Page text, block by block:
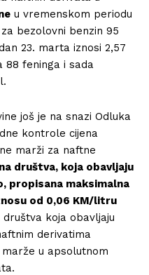
u vremenskom periodu
bezolovni benzin 95
23. marta iznosi 2,57
88 feninga i sada
još je na snazi Odluka
kontrole cijena
marži za naftne
društva, koja obavljaju
propisana maksimalna
od 0,06 KM/litru
koja obavljaju
derivatima
u apsolutnom